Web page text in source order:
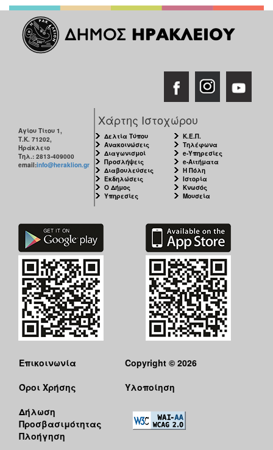
Αγίου Τίτου 1,
Τ.Κ. 71202,
Ηράκλειο
Τηλ.: 2813-409000
email:info@heraklion.gr
Χάρτης Ιστοχώρου
Δελτία Τύπου
Ανακοινώσεις
Διαγωνισμοί
Προσλήψεις
Διαβουλεύσεις
Εκδηλώσεις
Ο Δήμος
Υπηρεσίες
Κ.Ε.Π.
Τηλέφωνα
e-Υπηρεσίες
e-Αιτήματα
Η Πόλη
Ιστορία
Κνωσός
Μουσεία
Επικοινωνία
Όροι Χρήσης
Δήλωση
Προσβασιμότητας
Πλοήγηση
Copyright © 2026
Υλοποίηση